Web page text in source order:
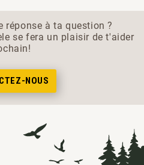
réponse à ta question ?
se fera un plaisir de t'aider
NOUS